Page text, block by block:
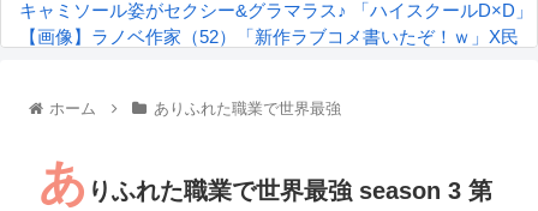
キャミソール姿がセクシー&グラマラス♪ 「ハイスクールD×D
【画像】ラノベ作家（52）「新作ラブコメ書いたぞ！ｗ」X
『進撃の巨人』で一番面白いところってｗｗｗｗｗ
るろうに剣心 -明治剣客浪漫譚- 京都動乱 第33話の感想
同盟、帝国、フェザーン。生まれるなら何処がいいか問題！
ホーム ありふれた職業で世界最強
あ りふれた職業で世界最強 season 3 第